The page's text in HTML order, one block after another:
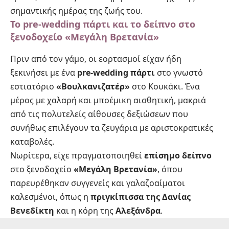
σημαντικής ημέρας της ζωής του.
Το pre-wedding πάρτι και το δείπνο στο
ξενοδοχείο «Μεγάλη Βρετανία»
Πριν από τον γάμο, οι εορτασμοί είχαν ήδη
ξεκινήσει με ένα pre-wedding πάρτι στο γνωστό
εστιατόριο «Βουλκανιζατέρ» στο Κουκάκι. Ένα
μέρος με χαλαρή και μποέμικη αισθητική, μακριά
από τις πολυτελείς αίθουσες δεξιώσεων που
συνήθως επιλέγουν τα ζευγάρια με αριστοκρατικές
καταβολές.
Νωρίτερα, είχε πραγματοποιηθείεπίσημο δείπνο
στο ξενοδοχείο «Μεγάλη Βρετανία», όπου
παρευρέθηκαν συγγενείς και γαλαζοαίματοι
καλεσμένοι, όπως η πριγκίπισσα της Δανίας
Βενεδίκτη και η κόρη τηςΑλεξάνδρα.